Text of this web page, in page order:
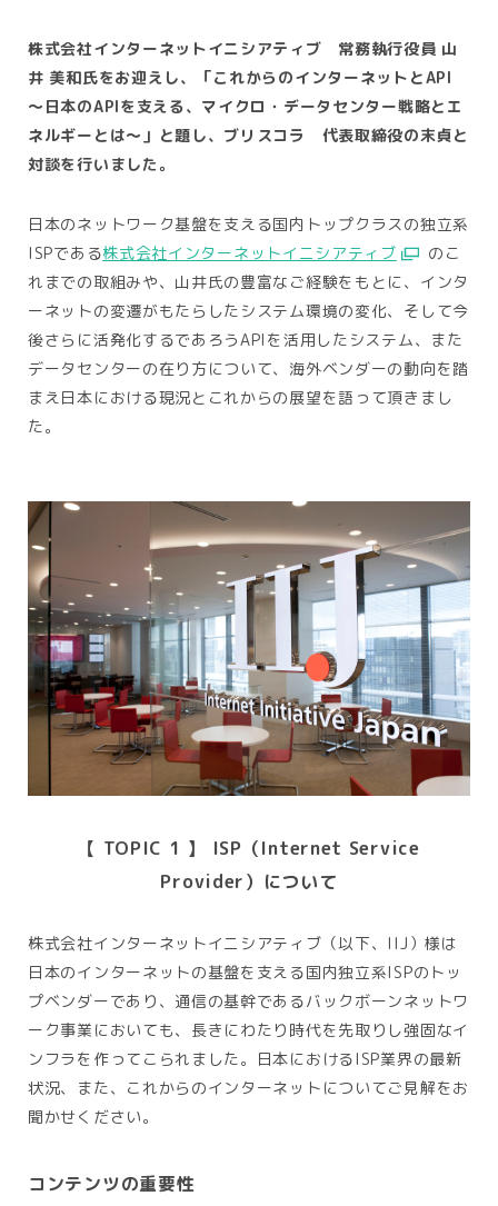
株式会社インターネットイニシアティブ 常務執行役員 山
井 美和氏をお迎えし、「これからのインターネットとAPI
～日本のAPIを支える、マイクロ・データセンター戦略とエ
ネルギーとは～」と題し、ブリスコラ 代表取締役の末貞と
対談を行いました。
日本のネットワーク基盤を支える国内トップクラスの独立系
ISPである株式会社インターネットイニシアティブ
のこ
れまでの取組みや、山井氏の豊富なご経験をもとに、インタ
ーネットの変遷がもたらしたシステム環境の変化、そして今
後さらに活発化するであろうAPIを活用したシステム、また
データセンターの在り方について、海外ベンダーの動向を踏
まえ日本における現況とこれからの展望を語って頂きまし
た。
【 TOPIC 1 】 ISP（Internet Service
Provider）について
株式会社インターネットイニシアティブ（以下、IIJ）様は
日本のインターネットの基盤を支える国内独立系ISPのトッ
プベンダーであり、通信の基幹であるバックボーンネットワ
ーク事業においても、長きにわたり時代を先取りし強固なイ
ンフラを作ってこられました。日本におけるISP業界の最新
状況、また、これからのインターネットについてご見解をお
聞かせください。
コンテンツの重要性